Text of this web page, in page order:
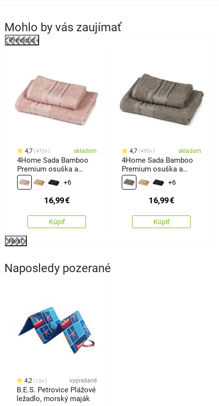
Mohlo by vás zaujímať
Previous
4,7 472x skladom
4Home Sada Bamboo
Premium osuška a
uterák ružová, 70 x 140
cm, 50 x 100 cm
+6
16,99€
Kúpiť
4,7 452x skladom
4Home Sada Bamboo
Premium osuška a
uterák sivá, 70 x 140 cm,
50 x 100 cm
+6
16,99€
Kúpiť
Next
Naposledy pozerané
4,2 12x vypredané
B.E.S. Petrovice Plážové
ležadlo, morský maják